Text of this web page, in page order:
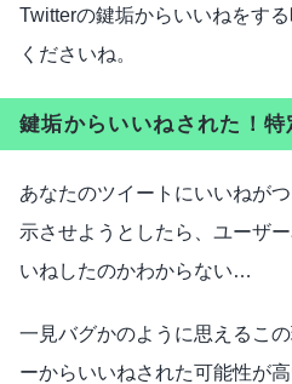
Twitterの鍵垢からいいねをす
くださいね。
鍵垢からいいねされた！特
あなたのツイートにいいねが
示させようとしたら、ユーザ
いねしたのかわからない…
一見バグかのように思えるこ
ーからいいねされた可能性が高